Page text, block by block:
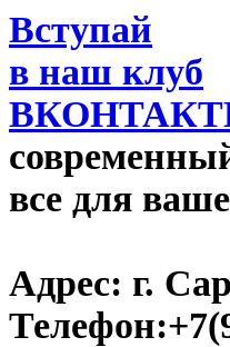
Вступай
в наш клуб
все для
Адрес: г.
Телефон: